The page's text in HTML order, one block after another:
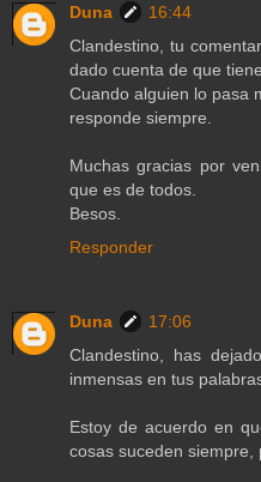
Duna
16:44
Clandestino, tu
dado cuenta de que
Cuando alguien lo pasa
responde siempre.
Muchas gracias por
que es de todos.
Besos.
Responder
Duna
17:06
Clandestino, has
inmensas en tus
Estoy de acuerdo en
cosas suceden siempre,